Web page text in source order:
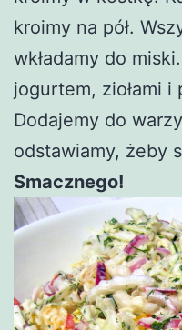
kroimy na pół.
wkładamy do
jogurtem, ziołami i
Dodajemy do
odstawiamy, żeby
Smacznego!